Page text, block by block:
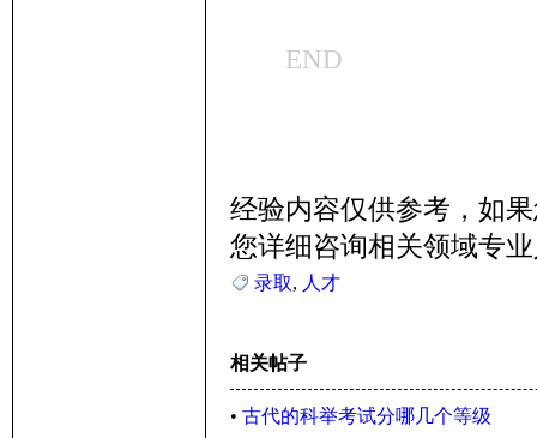
END
经验内容仅供参考，如
您详细咨询相关领域专
录取, 人才
相关帖子
• 古代的科举考试分哪几个等级